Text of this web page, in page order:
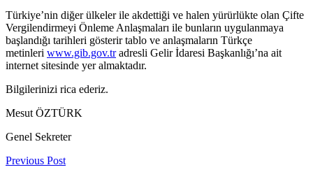
Türkiye’nin diğer ülkeler ile akdettiği ve halen yürürlükte olan Çifte
Vergilendirmeyi Önleme Anlaşmaları ile bunların uygulanmaya
başlandığı tarihleri gösterir tablo ve anlaşmaların Türkçe
metinleri www.gib.gov.tradresli Gelir İdaresi Başkanlığı’na ait
internet sitesinde yer almaktadır.
Bilgilerinizi rica ederiz.
Mesut ÖZTÜRK
Genel Sekreter
Previous Post